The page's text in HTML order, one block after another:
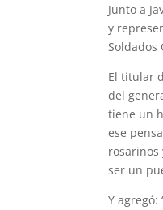
p
p
a
m
Junto a
y
Soldados
El titular
del
tiene un
ese
rosarinos
ser un
Y